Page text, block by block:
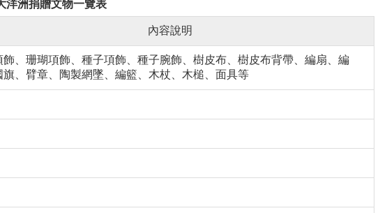
洋洲捐贈文物一覽表
內容說明
飾、珊瑚項飾、種子項飾、種子腕飾、樹皮布、樹皮布背帶、編扇、編
旗、臂章、陶製網墜、編籃、木杖、木槌、面具等